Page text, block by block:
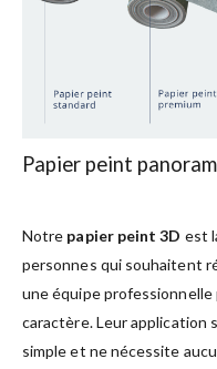
Papier peint
Notre papier peint 3D est
personnes qui souhaitent
une équipe
caractère. Leur application
simple et ne nécessite